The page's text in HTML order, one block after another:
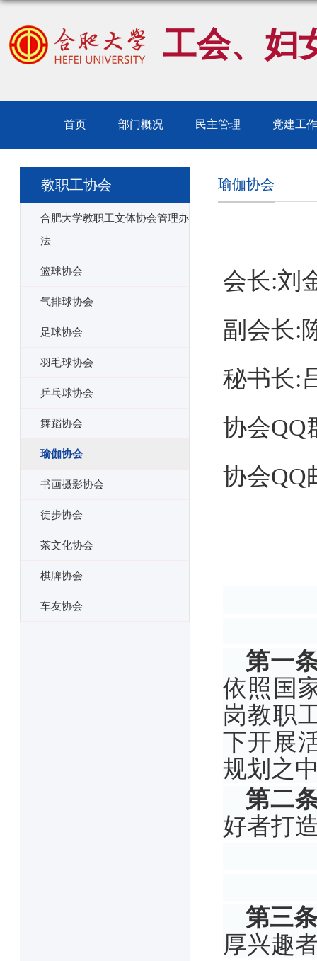
工会、妇
首页 部门概况 民主管理 党建工作
教职工协会
合肥大学教职工文体协会管理办
法
篮球协会
气排球协会
足球协会
羽毛球协会
乒乓球协会
舞蹈协会
瑜伽协会
书画摄影协会
徒步协会
茶文化协会
棋牌协会
车友协会
瑜伽协会
会长:刘
副会长:
秘书长:
协会QQ
协会QQ
第一
依照国
岗教职
下开展
规划之
第二
好者打
第三条
厚兴趣